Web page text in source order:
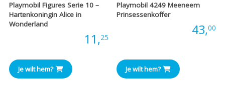
Playmobil Figures Serie 10 –
Hartenkoningin Alice in
Wonderland
11,25
Je wilt hem?
Playmobil 4249 Meeneem
Prinsessenkoffer
43,00
Je wilt hem?